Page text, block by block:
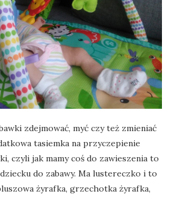
zdejmować, myć czy też zmieniać
tasiemka na przyczepienie
czyli jak mamy coś do zawieszenia to
do zabawy. Ma lustereczko i to
żyrafka, grzechotka żyrafka,